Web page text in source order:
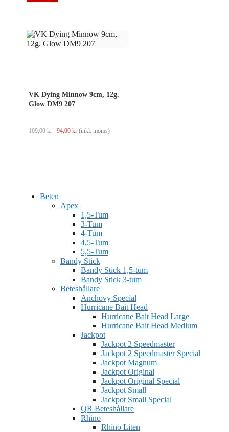
VK Dying Minnow 9cm, 12g.
Glow DM9 207
109,00kr
Det
94,00 krDet
(inkl. moms)
Beten
Apex
1,5-Tum
3-Tum
4-Tum
4,5-Tum
5,5-Tum
Bandy Stick
Bandy Stick 1,5-tum
Bandy Stick 3-tum
Beteshållare
Anchovy Special
Hurricane Bait Head
Hurricane Bait Head Large
Hurricane Bait Head Medium
Jackpot
Jackpot 2 Speedmaster
Jackpot 2 Speedmaster Special
Jackpot Magnum
Jackpot Original
Jackpot Original Special
Jackpot Small
Jackpot Small Special
QR Beteshållare
Rhino
Rhino Liten